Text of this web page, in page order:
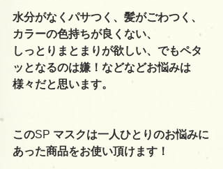
水分がなくパサつく、髪がごわつく、
カラーの色持ちが良くない、
しっとりまとまりが欲しい、でもペタ
ッとなるのは嫌！などなどお悩みは
様々だと思います。
このSP マスクは一人ひとりのお悩みに
あった商品をお使い頂けます！